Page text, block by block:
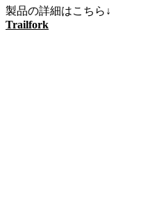
製品の詳細はこちら↓
Trailfork